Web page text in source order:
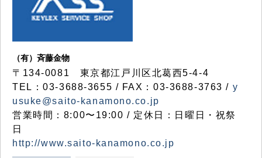
（有）斉藤金物
〒134-0081 東京都江戸川区北葛西5-4-4
TEL：03-3688-3655 / FAX：03-3688-3763 / y
usuke@saito-kanamono.co.jp
営業時間：8:00〜19:00 / 定休日：日曜日・祝祭
日
http://www.saito-kanamono.co.jp